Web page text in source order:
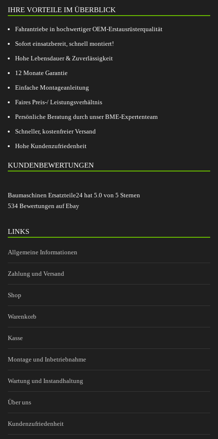
IHRE VORTEILE IM ÜBERBLICK
Fahrantriebe in hochwertiger OEM-Erstausrüsterqualität
Sofort einsatzbereit, schnell montiert!
Hohe Lebensdauer & Zuverlässigkeit
12 Monate Garantie
Einfache Montageanleitung
Faires Preis-/ Leistungsverhältnis
Persönliche Beratung durch unser BME-Expertenteam
Schneller, kostenfreier Versand
Hohe Kundenzufriedenheit
KUNDENBEWERTUNGEN
Baumaschinen Ersatzteile24 hat 5.0 von 5 Sternen
534 Bewertungen auf Ebay
LINKS
Allgemeine Informationen
Zahlung und Versand
Shop
Warenkorb
Kasse
Montage und Inbetriebnahme
Wartung und Instandhaltung
Über uns
Kundenzufriedenheit